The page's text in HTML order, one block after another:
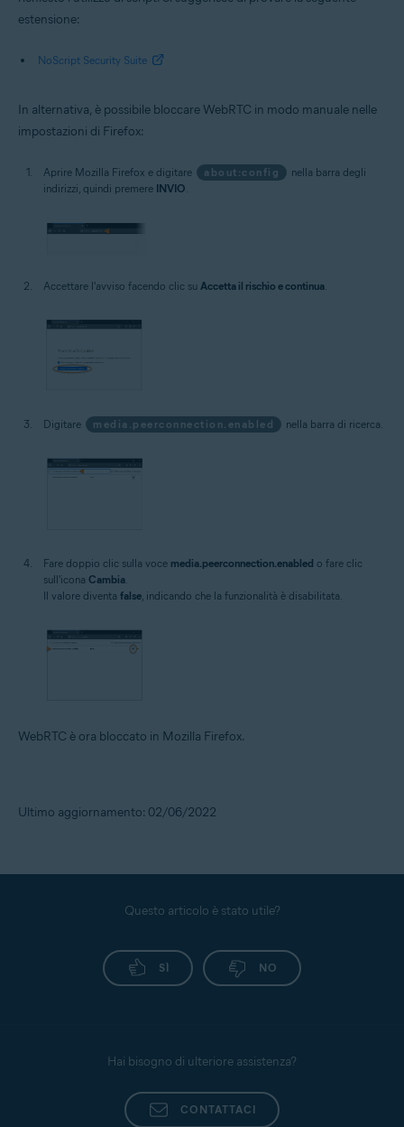
estensione:
NoScript Security Suite
In alternativa, è possibile bloccare WebRTC in modo manuale nelle
impostazioni di Firefox:
Aprire Mozilla Firefox e digitare about:config
nella barra degli
indirizzi, quindi premere INVIO.
Accettare l'avviso facendo clic su Accetta il rischio e continua
Digitare media.peerconnection.enabled nella barra di ricerca.
Fare doppio clic sulla voce media.peerconnection.enabled o fare clic
sull'icona Cambia
Il valore diventa false , indicando che la funzionalità è disabilitata.
WebRTC è ora bloccato in Mozilla Firefox.
Ultimo aggiornamento: 02/06/2022
Questo articolo è stato utile?
SÌ NO
Hai bisogno di ulteriore assistenza?
CONTATTACI